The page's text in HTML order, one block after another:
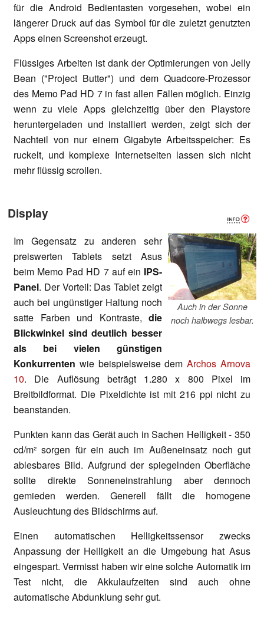
für die Android Bedientasten vorgesehen, wobei ein
längerer Druck auf das Symbol für die zuletzt genutzten
Apps einen Screenshot erzeugt.
Flüssiges Arbeiten ist dank der Optimierungen von Jelly
Bean ("Project Butter") und dem Quadcore-Prozessor
des Memo Pad HD 7 in fast allen Fällen möglich. Einzig
wenn zu viele Apps gleichzeitig über den Playstore
heruntergeladen und installiert werden, zeigt sich der
Nachteil von nur einem Gigabyte Arbeitsspeicher: Es
ruckelt, und komplexe Internetseiten lassen sich nicht
mehr flüssig scrollen.
Display
Auch in der Sonne
noch halbwegs lesbar.
Im Gegensatz zu anderen sehr
preiswerten Tablets setzt Asus
beim Memo Pad HD 7 auf ein IPS-
Panel. Der Vorteil: Das Tablet zeigt
auch bei ungünstiger Haltung noch
satte Farben und Kontraste, die
Blickwinkel sind deutlich besser
als bei vielen günstigen
Konkurrenten wie beispielsweise demArchos Arnova
10. Die Auflösung beträgt 1.280 x 800 Pixel im
Breitbildformat. Die Pixeldichte ist mit 216 ppi nicht zu
beanstanden.
Punkten kann das Gerät auch in Sachen Helligkeit - 350
cd/m² sorgen für ein auch im Außeneinsatz noch gut
ablesbares Bild. Aufgrund der spiegelnden Oberfläche
sollte direkte Sonneneinstrahlung aber dennoch
gemieden werden. Generell fällt die homogene
Ausleuchtung des Bildschirms auf.
Einen automatischen Helligkeitssensor zwecks
Anpassung der Helligkeit an die Umgebung hat Asus
eingespart. Vermisst haben wir eine solche Automatik im
Test nicht, die Akkulaufzeiten sind auch ohne
automatische Abdunklung sehr gut.